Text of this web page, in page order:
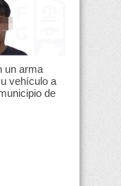
un arma
vehículo a
de